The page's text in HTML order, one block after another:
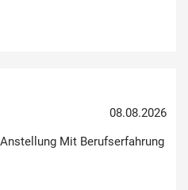
08.08.2026
Mit Berufserfahrung